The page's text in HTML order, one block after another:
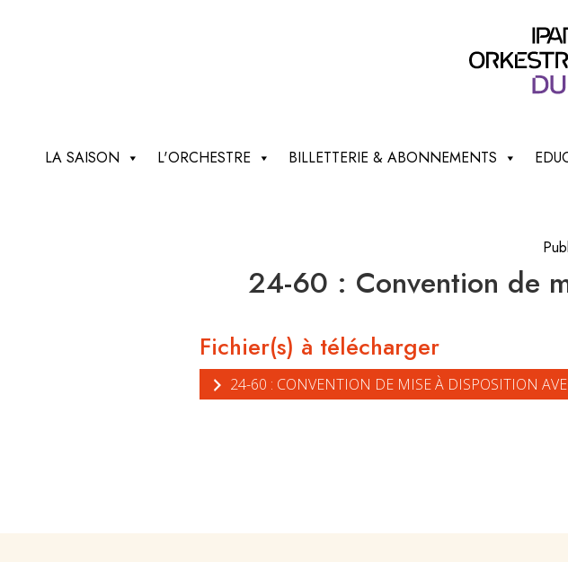
LA SAISON L'ORCHESTRE BILLETTERIE & ABONNEMENTS
24-60 : Convention de
Fichier(s) à télécharger
24-60 : CONVENTION DE MISE À DISPOSITION